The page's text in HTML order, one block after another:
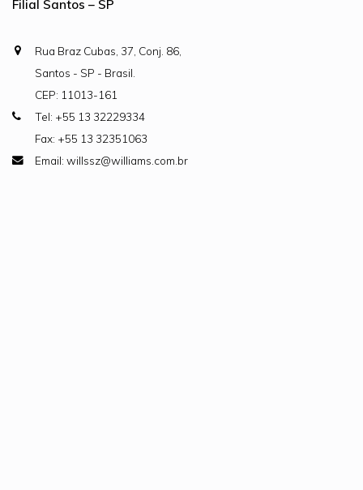
Filial Santos – SP
Rua Braz Cubas, 37, Conj. 86,
Santos - SP - Brasil.
CEP: 11013-161
Tel: +55 13 32229334
Fax: +55 13 32351063
Email: willssz@williams.com.br